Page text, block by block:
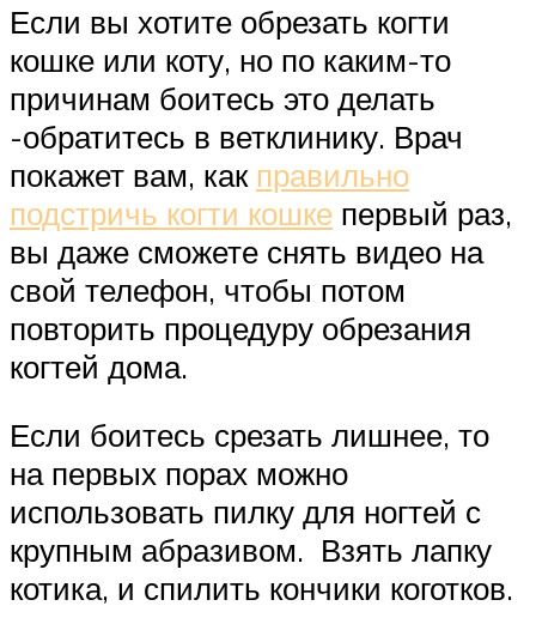
Если вы хотите обрезать когти
кошке или коту, но по каким-то
причинам боитесь это делать
-обратитесь в ветклинику. Врач
покажет вам, как правильно
подстричь когти кошке первый раз,
вы даже сможете снять видео на
свой телефон, чтобы потом
повторить процедуру обрезания
когтей дома.
Если боитесь срезать лишнее, то
на первых порах можно
использовать пилку для ногтей с
крупным абразивом. Взять лапку
котика, и спилить кончики коготков.